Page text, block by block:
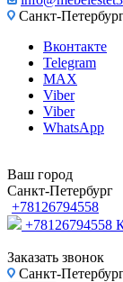
Санкт-
Вконтакте
Telegram
MAX
Viber
Viber
WhatsApp
Ваш город
Санкт-Петербург
+78126794558
+78126794558
Заказать звонок
Санкт-